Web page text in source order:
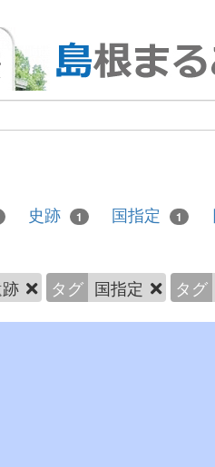
史跡 1 国指定 1
タグ 国指定 タグ